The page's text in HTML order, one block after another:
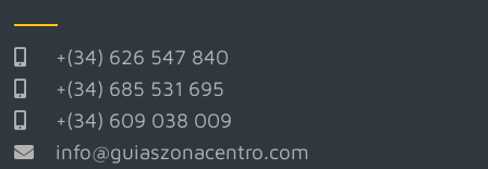
+(34) 626 547 840
+(34) 685 531 695
+(34) 609 038 009
info@guiaszonacentro.com